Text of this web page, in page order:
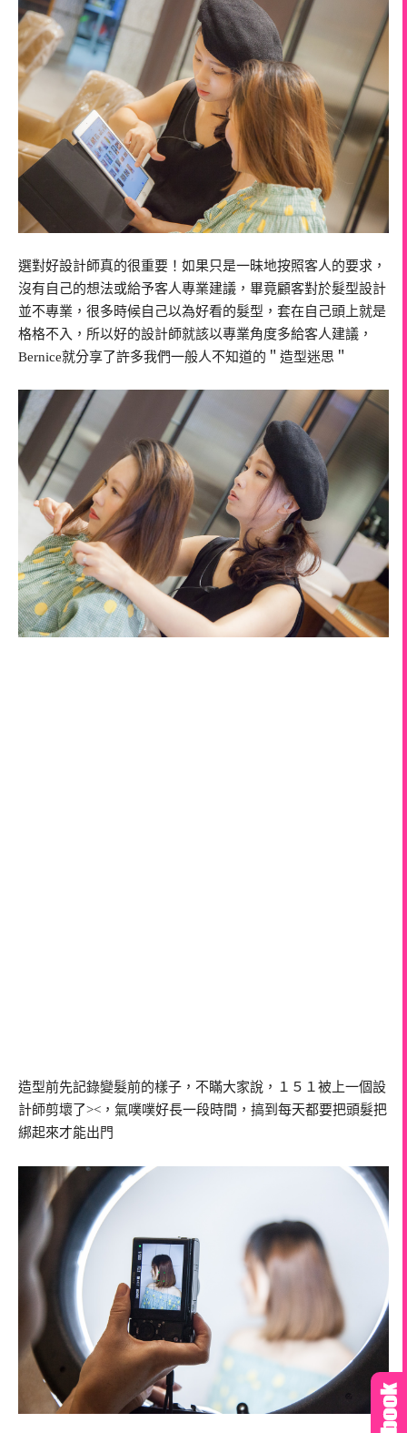
選對好設計師真的很重要！如果只是一昧地按照客人的要求，
沒有自己的想法或給予客人專業建議，畢竟顧客對於髮型設計
並不專業，很多時候自己以為好看的髮型，套在自己頭上就是
格格不入，所以好的設計師就該以專業角度多給客人建議，
Bernice就分享了許多我們一般人不知道的＂造型迷思＂
造型前先記錄變髮前的樣子，不瞞大家說，１５１被上一個設
計師剪壞了><，氣噗噗好長一段時間，搞到每天都要把頭髮把
綁起來才能出門